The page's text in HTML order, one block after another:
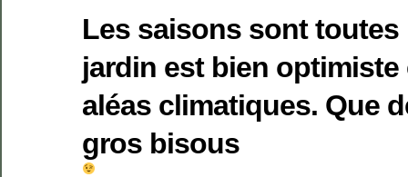
Les saisons sont toutes
jardin est bien optimiste
aléas climatiques. Que
gros bisous